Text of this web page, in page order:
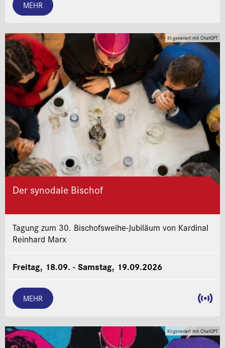
MEHR
KI-generiert mit ChatGPT
Der synodale Bischof
Tagung zum 30. Bischofsweihe-Jubiläum von Kardinal
Reinhard Marx
Freitag, 18.09. - Samstag, 19.09.2026
MEHR
KI-generiert mit ChatGPT